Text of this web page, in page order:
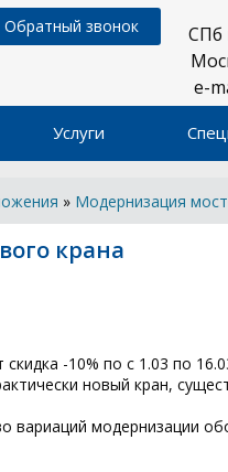
Обратный звонок СПб
Услуги
» Модернизация
крана
-10% по с 1.03 по
новый кран,
вариаций модернизации